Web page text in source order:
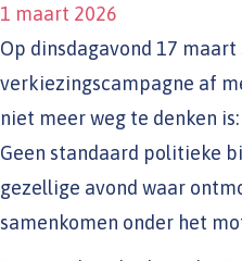
1 maart 2026
Op dinsdagavond 17
verkiezingscampagne af
niet meer weg te denken is:
Geen standaard politieke
gezellige avond waar
samenkomen onder het